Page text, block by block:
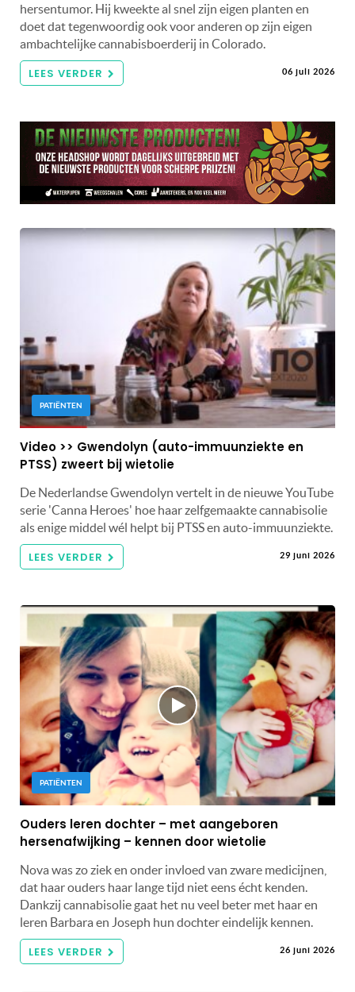
hersentumor. Hij kweekte al snel zijn eigen planten en
doet dat tegenwoordig ook voor anderen op zijn eigen
ambachtelijke cannabisboerderij in Colorado.
LEES VERDER 06 juli 2026
PATIËNTEN
Video >> Gwendolyn (auto-immuunziekte en
PTSS) zweert bij wietolie
De Nederlandse Gwendolyn vertelt in de nieuwe YouTube
serie 'Canna Heroes' hoe haar zelfgemaakte cannabisolie
als enige middel wél helpt bij PTSS en auto-immuunziekte.
LEES VERDER 29 juni 2026
PATIËNTEN
Ouders leren dochter – met aangeboren
hersenafwijking – kennen door wietolie
Nova was zo ziek en onder invloed van zware medicijnen,
dat haar ouders haar lange tijd niet eens écht kenden.
Dankzij cannabisolie gaat het nu veel beter met haar en
leren Barbara en Joseph hun dochter eindelijk kennen.
LEES VERDER 26 juni 2026